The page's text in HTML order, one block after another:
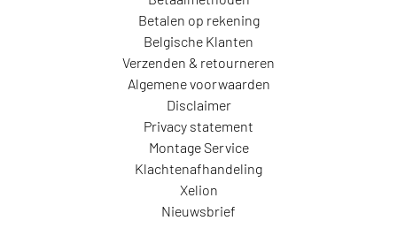
Betalen op rekening
Belgische Klanten
Verzenden & retourneren
Algemene voorwaarden
Disclaimer
Privacy statement
Montage Service
Klachtenafhandeling
Xelion
Nieuwsbrief